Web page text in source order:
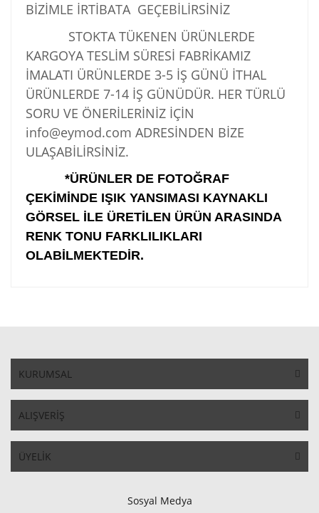
BİZİMLE İRTİBATA GEÇEBİLİRSİNİZ
STOKTA TÜKENEN ÜRÜNLERDE
KARGOYA TESLİM SÜRESİ FABRİKAMIZ
İMALATI ÜRÜNLERDE 3-5 İŞ GÜNÜ İTHAL
ÜRÜNLERDE 7-14 İŞ GÜNÜDÜR. HER TÜRLÜ
SORU VE ÖNERİLERİNİZ İÇİN
info@eymod.com ADRESİNDEN BİZE
ULAŞABİLİRSİNİZ.
*ÜRÜNLER DE FOTOĞRAF
ÇEKİMİNDE IŞIK YANSIMASI KAYNAKLI
GÖRSEL İLE ÜRETİLEN ÜRÜN ARASINDA
RENK TONU FARKLILIKLARI
OLABİLMEKTEDİR.
KURUMSAL
ALIŞVERİŞ
ÜYELİK
Sosyal Medya